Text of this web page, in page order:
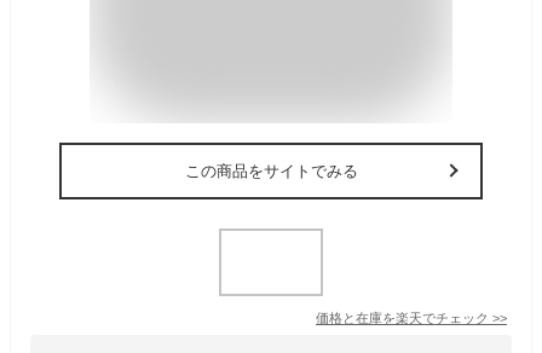
この商品をサイトでみる
価格と在庫を楽天でチェック >>